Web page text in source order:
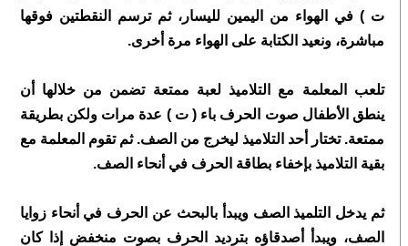
ت ) في الهواء من اليمين لليسار، ثم ترسم النقطتين فوقها
مباشرة، ونعيد الكتابة على الهواء مرة أخرى.
تلعب المعلمة مع التلاميذ لعبة ممتعة تضمن من خلالها أن
ينطق الأطفال صوت الحرف باء ( ت ) عدة مرات ولكن بطريقة
ممتعة. تختار أحد التلاميذ ليخرج من الصف. ثم تقوم المعلمة مع
بقية التلاميذ بإخفاء بطاقة الحرف في أنحاء الصف.
ثم يدخل التلميذ الصف ويبدأ بالبحث عن الحرف في أنحاء زوايا
الصف، ويبدأ أصدقاؤه بترديد الحرف بصوت منخفض إذا كان